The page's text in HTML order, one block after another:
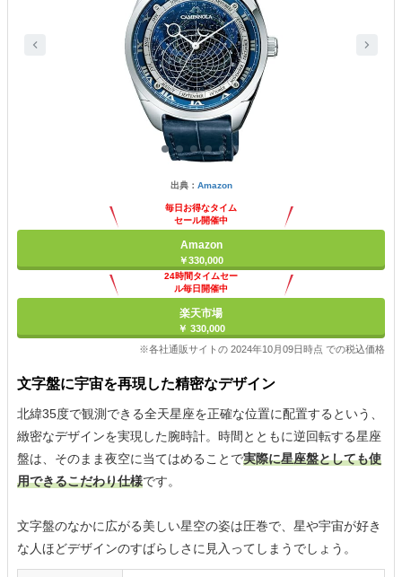
出典： Amazon
毎日お得なタイム
セール開催中
Amazon
￥330,000
24時間タイムセー
ル毎日開催中
楽天市場
￥ 330,000
※各社通販サイトの 2024年10月09日時点 での税込価格
文字盤に宇宙を再現した精密なデザイン
北緯35度で観測できる全天星座を正確な位置に配置するという、
緻密なデザインを実現した腕時計。時間とともに逆回転する星座
盤は、そのまま夜空に当てはめることで実際に星座盤としても使
用できるこだわり仕様です。
文字盤のなかに広がる美しい星空の姿は圧巻で、星や宇宙が好き
な人ほどデザインのすばらしさに見入ってしまうでしょう。